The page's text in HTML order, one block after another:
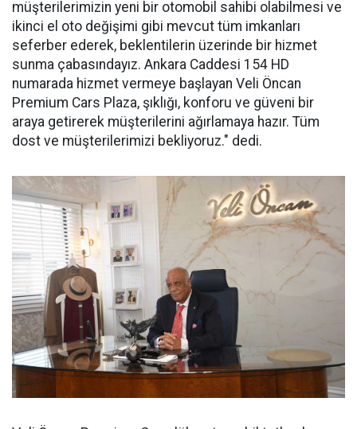
müşterilerimizin yeni bir otomobil sahibi olabilmesi ve
ikinci el oto değişimi gibi mevcut tüm imkanları
seferber ederek, beklentilerin üzerinde bir hizmet
sunma çabasındayız. Ankara Caddesi 154 HD
numarada hizmet vermeye başlayan Veli Öncan
Premium Cars Plaza, şıklığı, konforu ve güveni bir
araya getirerek müşterilerini ağırlamaya hazır. Tüm
dost ve müşterilerimizi bekliyoruz." dedi.